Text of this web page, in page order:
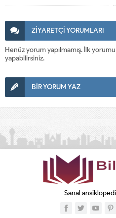
ZİYARETÇİ YORUMLARI
Henüz yorum yapılmamış. İlk yorumu
yapabilirsiniz.
BİR YORUM YAZ
Sanal